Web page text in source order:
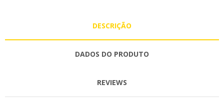
DESCRIÇÃO
DADOS DO PRODUTO
REVIEWS